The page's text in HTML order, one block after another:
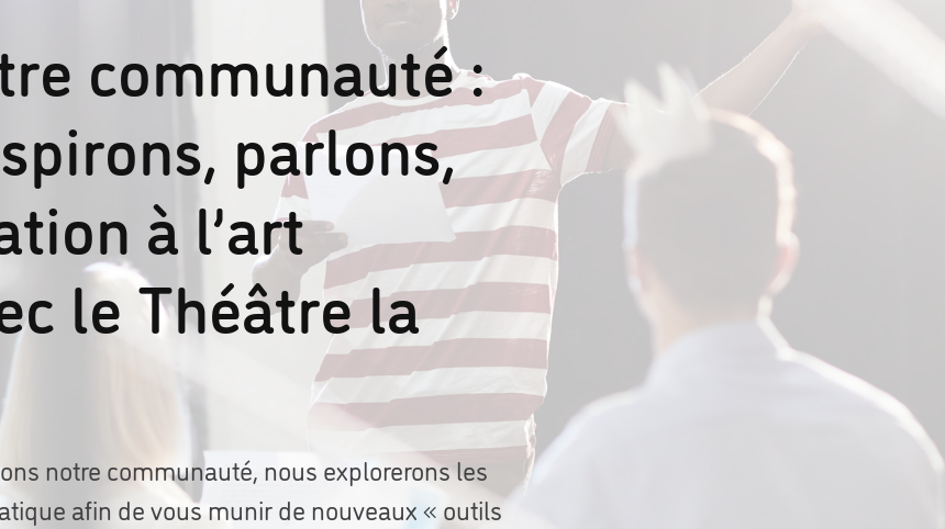
communauté :
parlons,
à l’art
le Théâtre la
notre communauté, nous explorerons les
afin de vous munir de nouveaux « outils